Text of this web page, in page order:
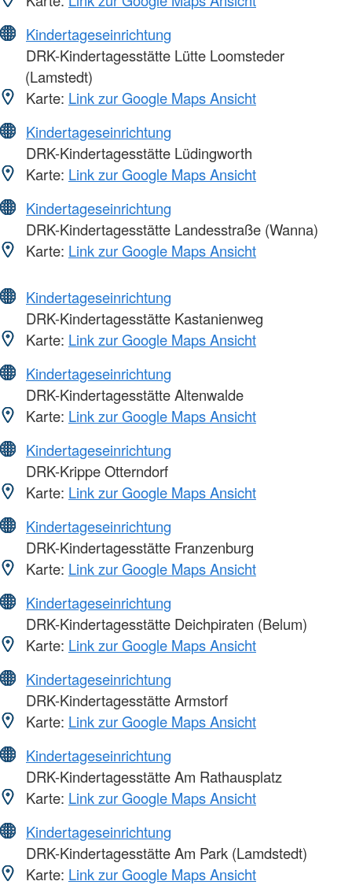
Kindertageseinrichtung
DRK-Kindertagesstätte Lütte Loomsteder
(Lamstedt)
Karte: Link zur Google Maps Ansicht
Kindertageseinrichtung
DRK-Kindertagesstätte Lüdingworth
Karte: Link zur Google Maps Ansicht
Kindertageseinrichtung
DRK-Kindertagesstätte Landesstraße (Wanna)
Karte: Link zur Google Maps Ansicht
Kindertageseinrichtung
DRK-Kindertagesstätte Kastanienweg
Karte: Link zur Google Maps Ansicht
Kindertageseinrichtung
DRK-Kindertagesstätte Altenwalde
Karte: Link zur Google Maps Ansicht
Kindertageseinrichtung
DRK-Krippe Otterndorf
Karte: Link zur Google Maps Ansicht
Kindertageseinrichtung
DRK-Kindertagesstätte Franzenburg
Karte: Link zur Google Maps Ansicht
Kindertageseinrichtung
DRK-Kindertagesstätte Deichpiraten (Belum)
Karte: Link zur Google Maps Ansicht
Kindertageseinrichtung
DRK-Kindertagesstätte Armstorf
Karte: Link zur Google Maps Ansicht
Kindertageseinrichtung
DRK-Kindertagesstätte Am Rathausplatz
Karte: Link zur Google Maps Ansicht
Kindertageseinrichtung
DRK-Kindertagesstätte Am Park (Lamdstedt)
Karte: Link zur Google Maps Ansicht